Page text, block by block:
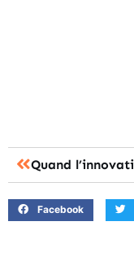
Facebook